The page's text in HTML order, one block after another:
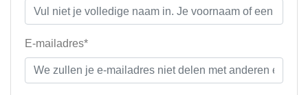
E-mailadres*